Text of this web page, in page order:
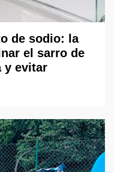
de sodio: la
el sarro de
y evitar